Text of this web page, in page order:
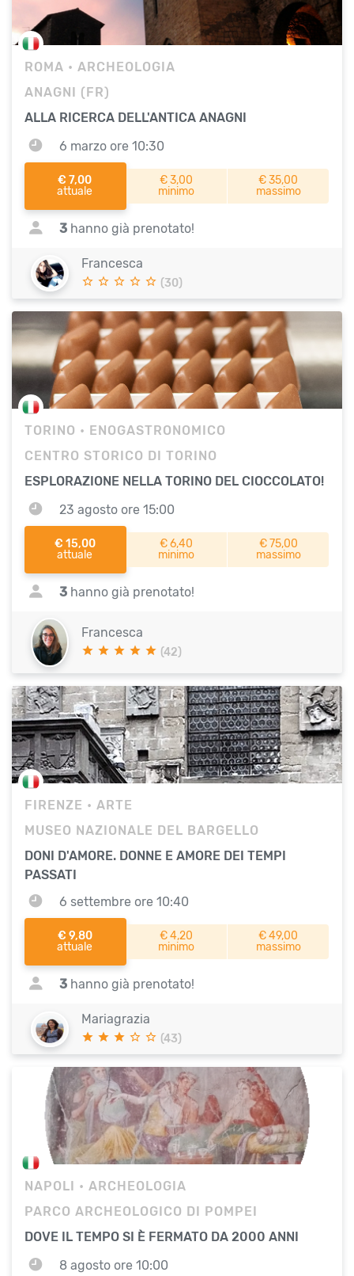
ROMA • ARCHEOLOGIA
ANAGNI (FR)
ALLA RICERCA DELL'ANTICA ANAGNI
6 marzo ore 10:30
€ 7,00
attuale
€ 3,00
minimo
€ 35,00
massimo
3 hanno già prenotato!
Francesca
(30)
TORINO • ENOGASTRONOMICO
CENTRO STORICO DI TORINO
ESPLORAZIONE NELLA TORINO DEL CIOCCOLATO!
23 agosto ore 15:00
€ 15,00
attuale
€ 6,40
minimo
€ 75,00
massimo
3 hanno già prenotato!
Francesca
(42)
FIRENZE • ARTE
MUSEO NAZIONALE DEL BARGELLO
DONI D'AMORE. DONNE E AMORE DEI TEMPI
PASSATI
6 settembre ore 10:40
€ 9,80
attuale
€ 4,20
minimo
€ 49,00
massimo
3 hanno già prenotato!
Mariagrazia
(43)
NAPOLI
• ARCHEOLOGIA
PARCO ARCHEOLOGICO DI POMPEI
DOVE IL TEMPO SI È FERMATO DA 2000 ANNI
8 agosto ore 10:00